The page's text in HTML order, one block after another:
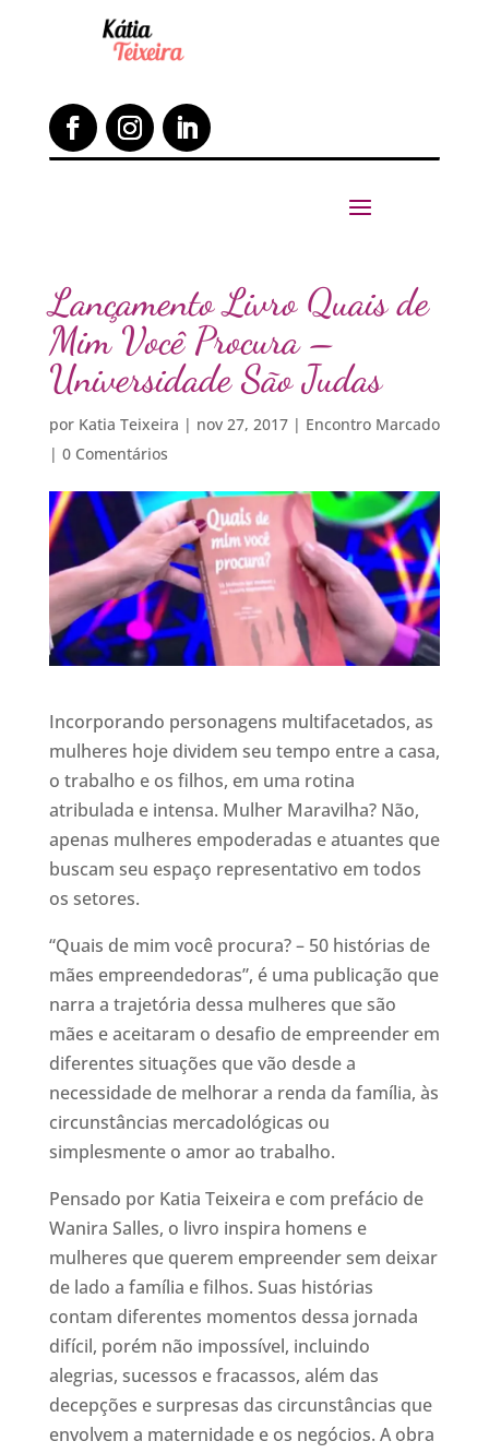
Lançamento Livro Quais de
Mim Você Procura –
Universidade São Judas
por Katia Teixeira | nov 27, 2017| Encontro Marcado
| 0 Comentários
Incorporando personagens multifacetados, as
mulheres hoje dividem seu tempo entre a casa,
o trabalho e os filhos, em uma rotina
atribulada e intensa. Mulher Maravilha? Não,
apenas mulheres empoderadas e atuantes que
buscam seu espaço representativo em todos
os setores.
“Quais de mim você procura? – 50 histórias de
mães empreendedoras”, é uma publicação que
narra a trajetória dessa mulheres que são
mães e aceitaram o desafio de empreender em
diferentes situações que vão desde a
necessidade de melhorar a renda da família, às
circunstâncias mercadológicas ou
simplesmente o amor ao trabalho.
Pensado por Katia Teixeira e com prefácio de
Wanira Salles, o livro inspira homens e
mulheres que querem empreender sem deixar
de lado a família e filhos. Suas histórias
contam diferentes momentos dessa jornada
difícil, porém não impossível, incluindo
alegrias, sucessos e fracassos, além das
decepções e surpresas das circunstâncias que
envolvem a maternidade e os negócios. A obra